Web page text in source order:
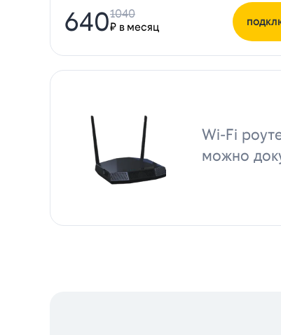
640₽ в месяц
1040
Wi-Fi
можно